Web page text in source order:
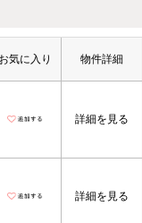
お気に入り 物件詳細
詳細を見る
詳細を見る